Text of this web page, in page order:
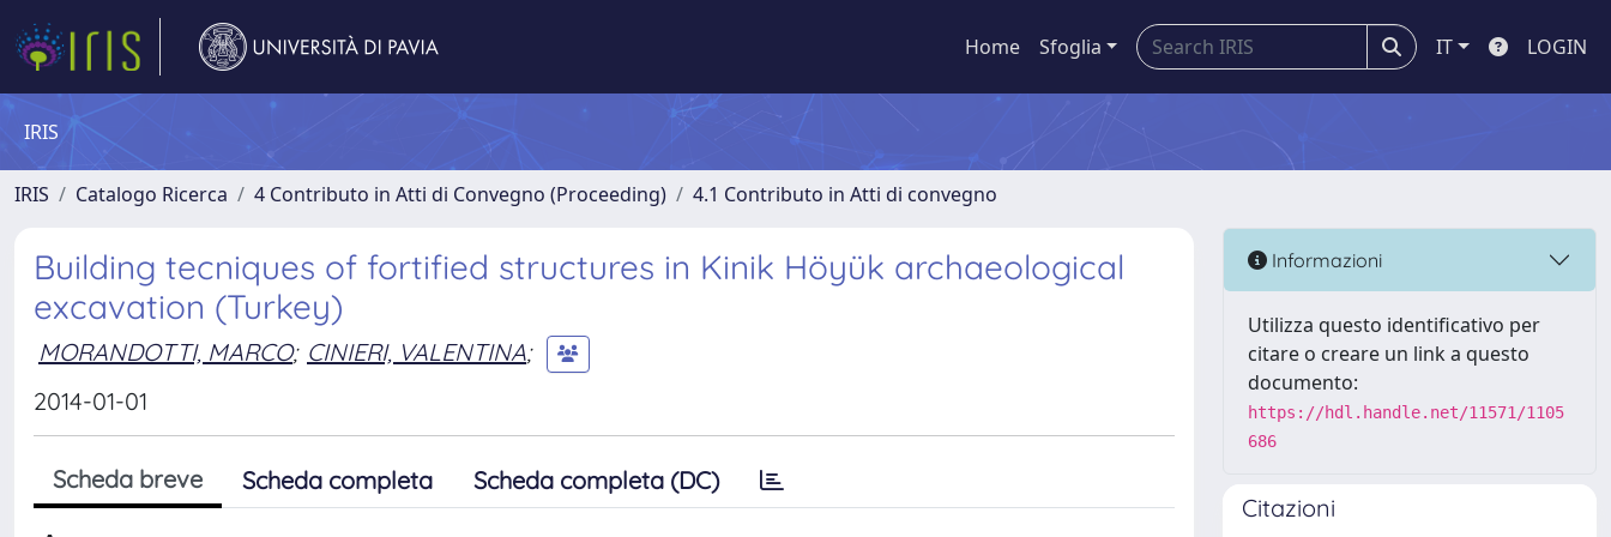
Home Sfoglia IT LOGIN
IRIS
IRIS Catalogo Ricerca 4 Contributo in Atti di Convegno (Proceeding) 4.1 Contributo in Atti di convegno
Building tecniques of fortified structures in Kinik Höyük archaeological
excavation (Turkey)
MORANDOTTI, MARCO; CINIERI, VALENTINA;
2014-01-01
Scheda breve Scheda completa Scheda completa (DC)
Informazioni
Utilizza questo identificativo per
citare o creare un link a questo
documento:
https://hdl.handle.net/11571/1105
686
Citazioni